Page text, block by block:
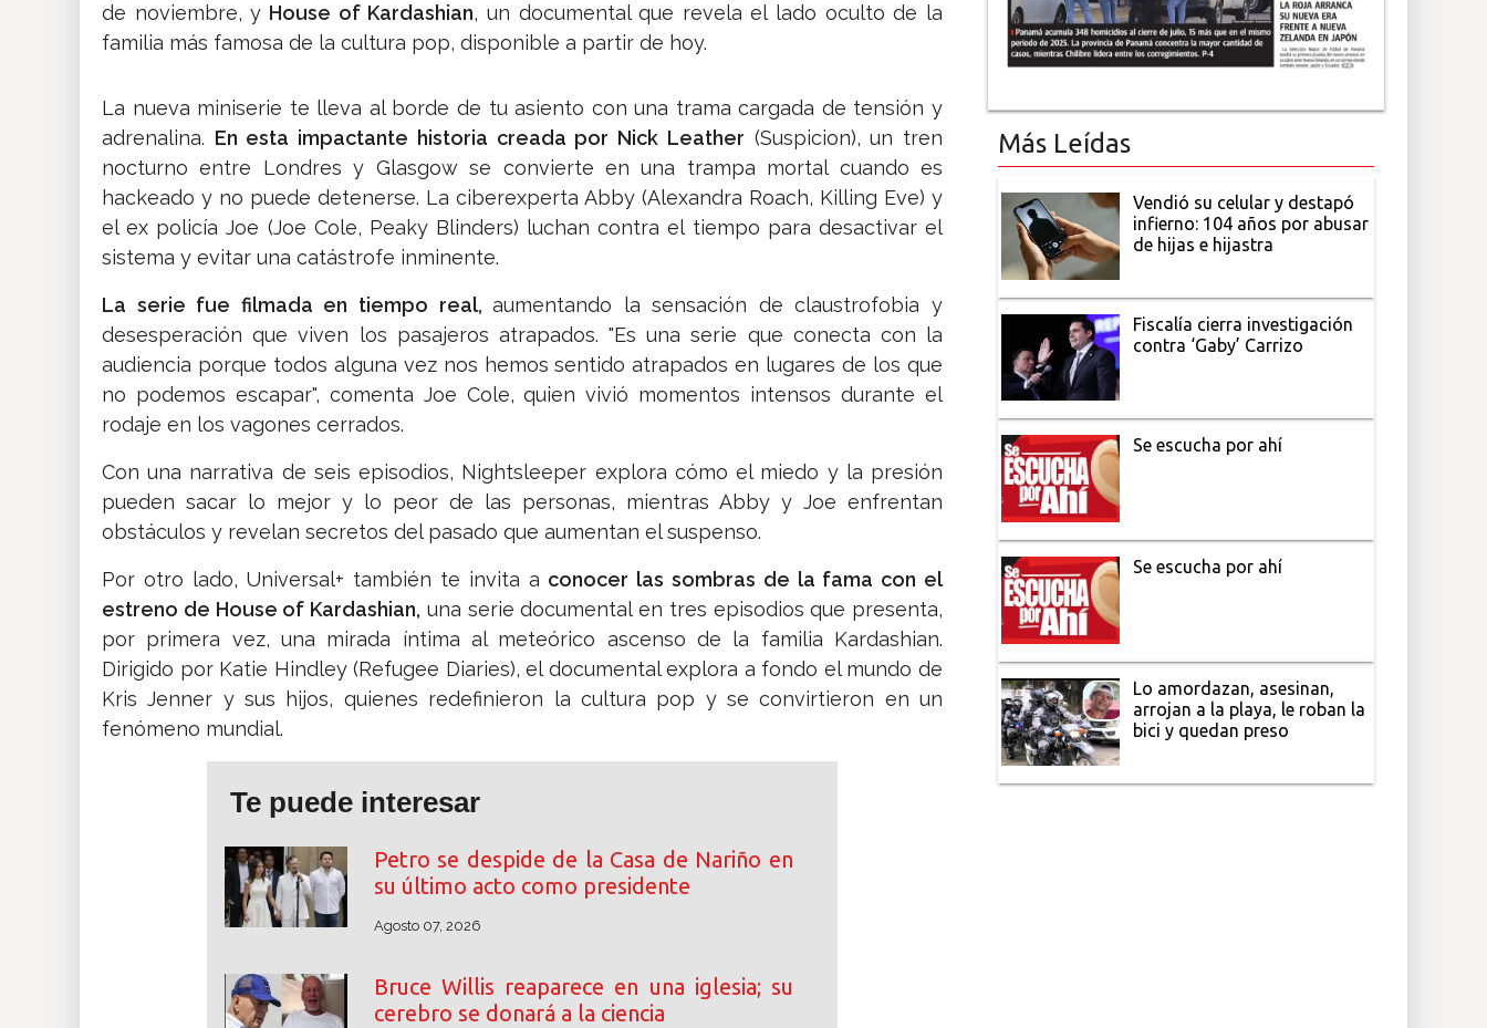
de noviembre, y House of Kardashian, un documental que revela el lado oculto de la
familia más famosa de la cultura pop, disponible a partir de hoy.
La nueva miniserie te lleva al borde de tu asiento con una trama cargada de tensión y
adrenalina. En esta impactante historia creada por Nick Leather (Suspicion), un tren
nocturno entre Londres y Glasgow se convierte en una trampa mortal cuando es
hackeado y no puede detenerse. La ciberexperta Abby (Alexandra Roach, Killing Eve) y
el ex policía Joe (Joe Cole, Peaky Blinders) luchan contra el tiempo para desactivar el
sistema y evitar una catástrofe inminente.
La serie fue filmada en tiempo real,aumentando la sensación de claustrofobia y
desesperación que viven los pasajeros atrapados. "Es una serie que conecta con la
audiencia porque todos alguna vez nos hemos sentido atrapados en lugares de los que
no podemos escapar", comenta Joe Cole, quien vivió momentos intensos durante el
rodaje en los vagones cerrados.
Con una narrativa de seis episodios, Nightsleeper explora cómo el miedo y la presión
pueden sacar lo mejor y lo peor de las personas, mientras Abby y Joe enfrentan
obstáculos y revelan secretos del pasado que aumentan el suspenso.
Por otro lado, Universal+ también te invita a conocer las sombras de la fama con el
estreno de House of Kardashian, una serie documental en tres episodios que presenta,
por primera vez, una mirada íntima al meteórico ascenso de la familia Kardashian.
Dirigido por Katie Hindley (Refugee Diaries), el documental explora a fondo el mundo de
Kris Jenner y sus hijos, quienes redefinieron la cultura pop y se convirtieron en un
fenómeno mundial.
Te puede interesar
Petro se despide de la Casa de Nariño en
su último acto como presidente
Agosto 07, 2026
Bruce Willis reaparece en una iglesia; su
cerebro se donará a la ciencia
Más Leídas
Vendió su celular y destapó
infierno: 104 años por abusar
de hijas e hijastra
Fiscalía cierra investigación
contra ‘Gaby’ Carrizo
Se escucha por ahí
Se escucha por ahí
Lo amordazan, asesinan,
arrojan a la playa, le roban la
bici y quedan preso